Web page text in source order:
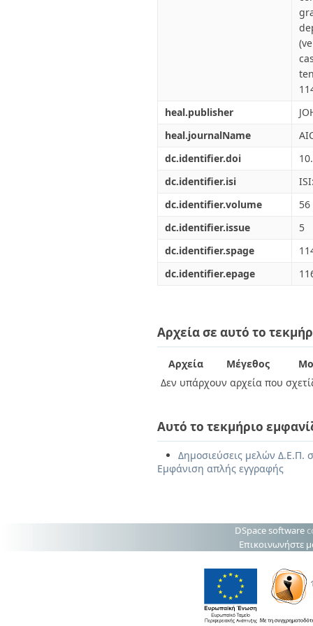
heal.publisher
heal.journalName
dc.identifier.doi
dc.identifier.isi
dc.identifier.volume
56
dc.identifier.issue
5
dc.identifier.spage
dc.identifier.epage
Αρχεία σε αυτό το
Αρχεία Μέγεθος
Δεν υπάρχουν αρχεία που
Αυτό το τεκμήριο
Δημοσιεύσεις μελών Δ.Ε.Π.
Εμφάνιση απλής εγγραφής
DSpace software
Επικοινωνήστε